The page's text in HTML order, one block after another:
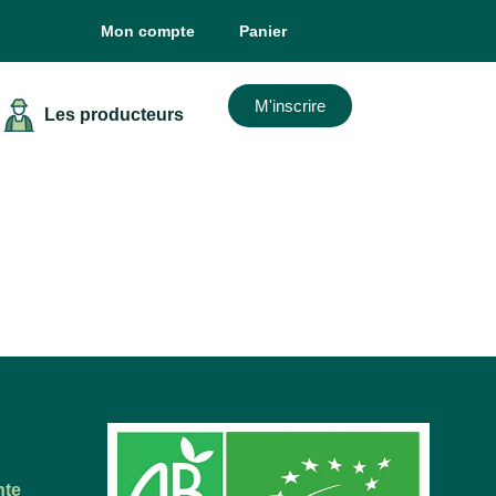
Mon compte Panier
Les producteurs M'inscrire